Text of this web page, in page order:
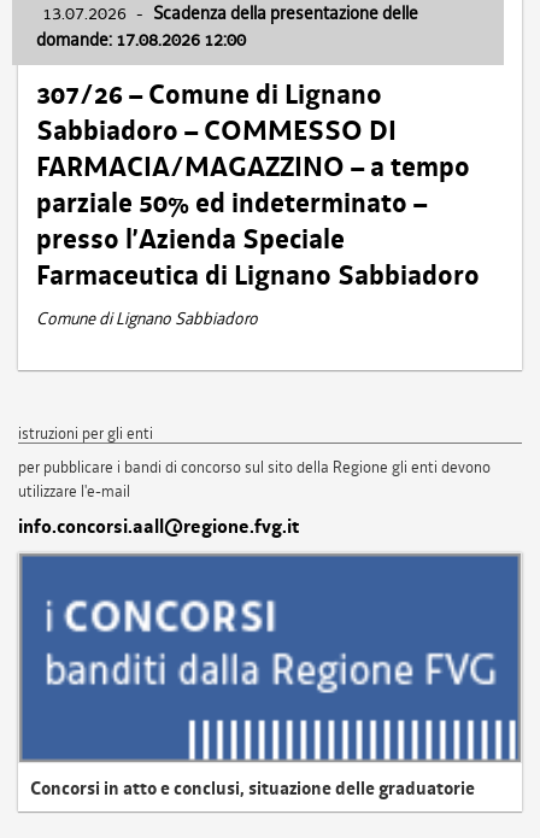
13.07.2026 - Scadenza della presentazione delle
domande: 17.08.2026 12:00
307/26 – Comune di Lignano
Sabbiadoro – COMMESSO DI
FARMACIA/MAGAZZINO – a tempo
parziale 50% ed indeterminato –
presso l’Azienda Speciale
Farmaceutica di Lignano Sabbiadoro
Comune di Lignano Sabbiadoro
istruzioni per gli enti
per pubblicare i bandi di concorso sul sito della Regione gli enti devono
utilizzare l'e-mail
info.concorsi.aall@regione.fvg.it
Concorsi in atto e conclusi, situazione delle graduatorie